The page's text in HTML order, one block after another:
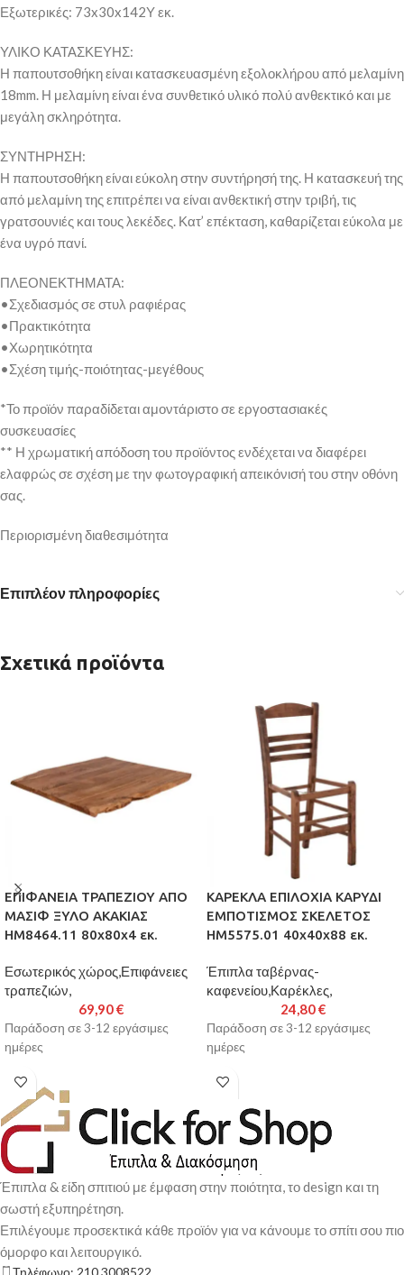
Εξωτερικές: 73x30x142Υ εκ.
ΥΛΙΚΟ ΚΑΤΑΣΚΕΥΗΣ:
Η παπουτσοθήκη είναι κατασκευασμένη εξολοκλήρου από μελαμίνη
18mm. Η μελαμίνη είναι ένα συνθετικό υλικό πολύ ανθεκτικό και με
μεγάλη σκληρότητα.
ΣΥΝΤΗΡΗΣΗ:
Η παπουτσοθήκη είναι εύκολη στην συντήρησή της. Η κατασκευή της
από μελαμίνη της επιτρέπει να είναι ανθεκτική στην τριβή, τις
γρατσουνιές και τους λεκέδες. Κατ’ επέκταση, καθαρίζεται εύκολα με
ένα υγρό πανί.
ΠΛΕΟΝΕΚΤΗΜΑΤΑ:
•Σχεδιασμός σε στυλ ραφιέρας
•Πρακτικότητα
•Χωρητικότητα
•Σχέση τιμής-ποιότητας-μεγέθους
*Το προϊόν παραδίδεται αμοντάριστο σε εργοστασιακές
συσκευασίες
** Η χρωματική απόδοση του προϊόντος ενδέχεται να διαφέρει
ελαφρώς σε σχέση με την φωτογραφική απεικόνισή του στην οθόνη
σας.
Περιορισμένη διαθεσιμότητα
Επιπλέον πληροφορίες
Σχετικά προϊόντα
ΕΠΙΦΑΝΕΙΑ ΤΡΑΠΕΖΙΟΥ ΑΠΟ
ΜΑΣΙΦ ΞΥΛΟ ΑΚΑΚΙΑΣ
HM8464.11 80x80x4 εκ.
Εσωτερικός χώρος,Επιφάνειες
τραπεζιών,
69,90€
Παράδοση σε 3-12 εργάσιμες
ημέρες
ΚΑΡΕΚΛΑ ΕΠΙΛΟΧΙΑ ΚΑΡΥΔΙ
ΕΜΠΟΤΙΣΜΟΣ ΣΚΕΛΕΤΟΣ
HM5575.01 40x40x88 εκ.
Έπιπλα ταβέρνας-
καφενείου,Καρέκλες,
24,80€
Παράδοση σε 3-12 εργάσιμες
ημέρες
Έπιπλα & είδη σπιτιού με έμφαση στην ποιότητα, το design και τη
σωστή εξυπηρέτηση.
Επιλέγουμε προσεκτικά κάθε προϊόν για να κάνουμε το σπίτι σου πιο
όμορφο και λειτουργικό.
Τηλέφωνο: 210 3008522